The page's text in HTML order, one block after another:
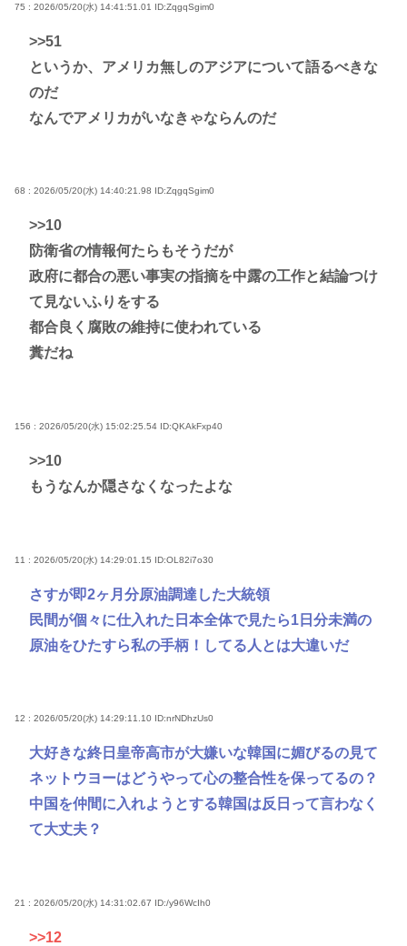
75 : 2026/05/20(水) 14:41:51.01 ID:ZqgqSgim0
>>51
というか、アメリカ無しのアジアについて語るべきな
のだ
なんでアメリカがいなきゃならんのだ
68 : 2026/05/20(水) 14:40:21.98 ID:ZqgqSgim0
>>10
防衛省の情報何たらもそうだが
政府に都合の悪い事実の指摘を中露の工作と結論つけ
て見ないふりをする
都合良く腐敗の維持に使われている
糞だね
156 : 2026/05/20(水) 15:02:25.54 ID:QKAkFxp40
>>10
もうなんか隠さなくなったよな
11 : 2026/05/20(水) 14:29:01.15 ID:OL82i7o30
さすが即2ヶ月分原油調達した大統領
民間が個々に仕入れた日本全体で見たら1日分未満の
原油をひたすら私の手柄！してる人とは大違いだ
12 : 2026/05/20(水) 14:29:11.10 ID:nrNDhzUs0
大好きな終日皇帝高市が大嫌いな韓国に媚びるの見て
ネットウヨーはどうやって心の整合性を保ってるの？
中国を仲間に入れようとする韓国は反日って言わなく
て大丈夫？
21 : 2026/05/20(水) 14:31:02.67 ID:/y96WcIh0
>>12